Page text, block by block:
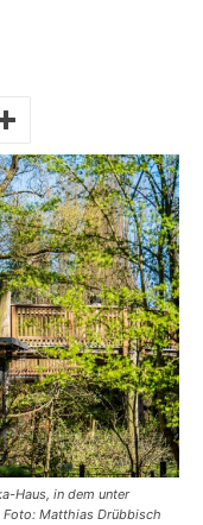
Haus, in dem unter
Foto: Matthias Drübbisch